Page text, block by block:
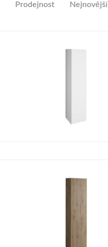
Prodejnost Nejnovější